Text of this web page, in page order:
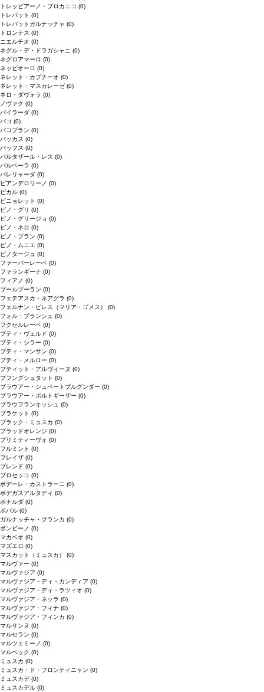
トレッビアーノ・プロカニコ (0)
トレパット (0)
トレパットガルナッチャ (0)
トロンテス (0)
ニエルチオ (0)
ネグル・デ・ドラガシャニ (0)
ネグロアマーロ (0)
ネッビオーロ (0)
ネレット・カプチーオ (0)
ネレット・マスカレーゼ (0)
ネロ・ダヴォラ (0)
ノヴァク (0)
バイラーダ (0)
バコ (0)
バコブラン (0)
バッカス (0)
バッフス (0)
バルタザール・レス (0)
バルベーラ (0)
パレリャーダ (0)
ピアンデロリーノ (0)
ビカル (0)
ピニョレット (0)
ピノ・グリ (0)
ピノ・グリージョ (0)
ピノ・ネロ (0)
ピノ・ブラン (0)
ピノ・ムニエ (0)
ピノタージュ (0)
ファーバーレーベ (0)
ファランギーナ (0)
フィアノ (0)
ブールブーラン (0)
フェテアスカ・ネアグラ (0)
フェルナン・ピレス（マリア・ゴメス） (0)
フォル・ブランシュ (0)
フクセルレーベ (0)
プティ・ヴェルド (0)
プティ・シラー (0)
プティ・マンサン (0)
プティ・メルロー (0)
プティット・アルヴィーヌ (0)
プフングシュタット (0)
ブラウアー・シュペートブルグンダー (0)
ブラウアー・ポルトギーザー (0)
ブラウフランキッシュ (0)
ブラケット (0)
ブラック・ミュスカ (0)
ブラッドオレンジ (0)
プリミティーヴォ (0)
フルミント (0)
フレイザ (0)
ブレンド (0)
プロセッコ (0)
ポデーレ・カストラーニ (0)
ボデガスアルタディ (0)
ボナルダ (0)
ボバル (0)
ガルナッチャ・ブランカ (0)
ボンビーノ (0)
マカベオ (0)
マズエロ (0)
マスカット（ミュスカ） (0)
マルヴァー (0)
マルヴァジア (0)
マルヴァジア・ディ・カンディア (0)
マルヴァジア・ディ・ラツィオ (0)
マルヴァジア・ネッラ (0)
マルヴァジア・フィナ (0)
マルヴァジア・フィンカ (0)
マルサンヌ (0)
マルセラン (0)
マルツェミーノ (0)
マルベック (0)
ミュスカ (0)
ミュスカ・ド・フロンティニャン (0)
ミュスカデ(0)
ミュスカデル (0)